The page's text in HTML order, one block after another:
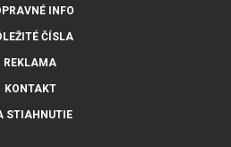
INFO
ČÍSLA
REKLAMA
KONTAKT
STIAHNUTIE